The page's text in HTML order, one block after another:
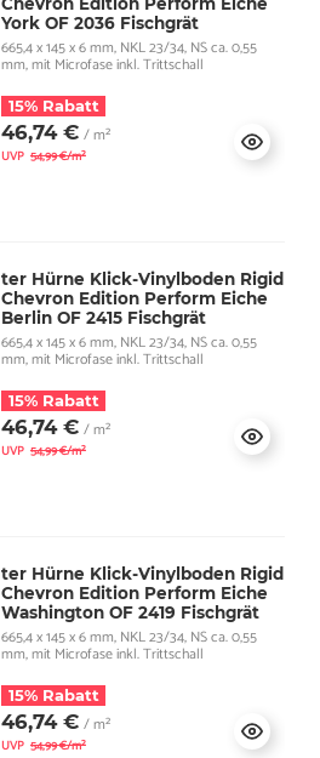
Chevron Edition Perform Eiche
York OF 2036 Fischgrät
665,4 x 145 x 6 mm, NKL 23/34, NS ca. 0,55
mm, mit Microfase inkl. Trittschall
15% Rabatt
46,74 € / m²
UVP 54,99 €/m²
ter Hürne Klick-Vinylboden Rigid
Chevron Edition Perform Eiche
Berlin OF 2415 Fischgrät
665,4 x 145 x 6 mm, NKL 23/34, NS ca. 0,55
mm, mit Microfase inkl. Trittschall
15% Rabatt
46,74 € / m²
UVP 54,99 €/m²
ter Hürne Klick-Vinylboden Rigid
Chevron Edition Perform Eiche
Washington OF 2419 Fischgrät
665,4 x 145 x 6 mm, NKL 23/34, NS ca. 0,55
mm, mit Microfase inkl. Trittschall
15% Rabatt
46,74 € / m²
UVP 54,99 €/m²